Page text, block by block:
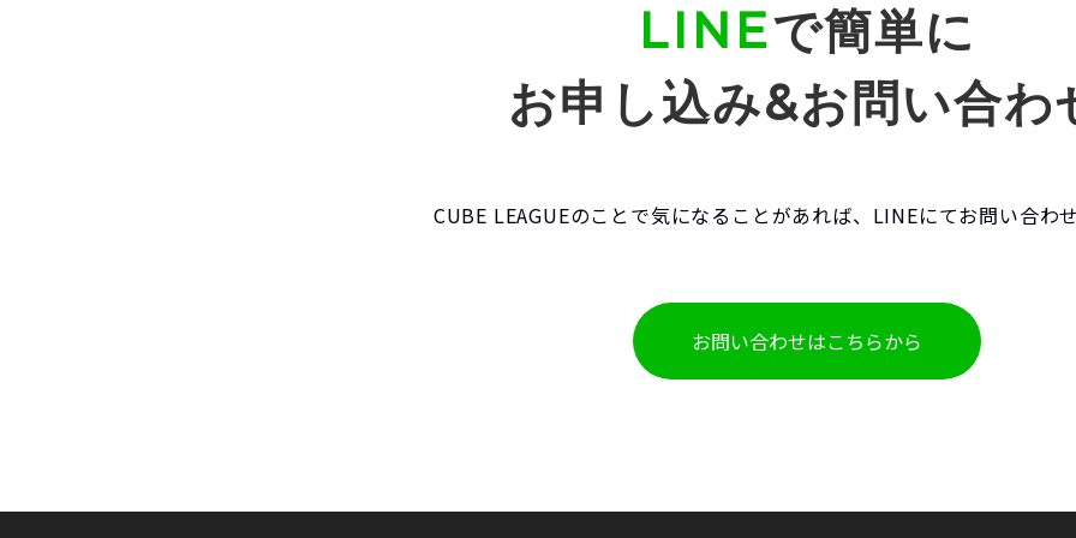
LINEで簡単に
お申し込み&お問い合わ
CUBE LEAGUEのことで気になることがあれば、LINEにてお問い合わ
お問い合わせはこちらから